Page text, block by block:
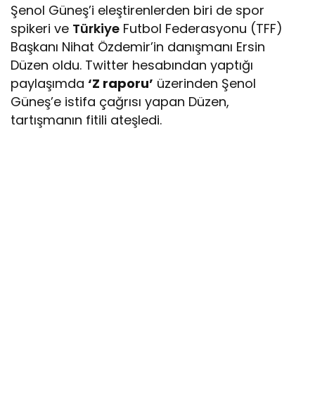
Şenol Güneş’i eleştirenlerden biri de spor
spikeri ve Türkiye Futbol Federasyonu (TFF)
Başkanı Nihat Özdemir’in danışmanı Ersin
Düzen oldu. Twitter hesabından yaptığı
paylaşımda‘Z raporu’ üzerinden Şenol
Güneş’e istifa çağrısı yapan Düzen,
tartışmanın fitili ateşledi.